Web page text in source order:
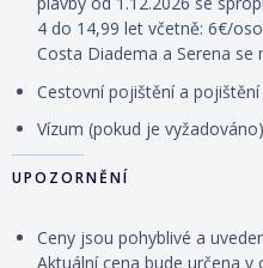
4 do 14,99 let včetně: 6€/
Costa Diadema a Serena
Cestovní pojištění a pojištění
Vízum (pokud je
UPOZORNĚNÍ
Ceny jsou pohyblivé a
Aktuální cena bude určena v